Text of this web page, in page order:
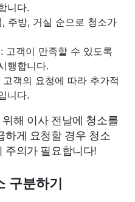
니다.
주방, 거실 순으로 청소가
고객이 만족할 수 있도록
행합니다.
객의 요청에 따라 추가적
니다.
해 이사 전날에 청소를
하게 요청할 경우 청소
주의가 필요합니다!
구분하기